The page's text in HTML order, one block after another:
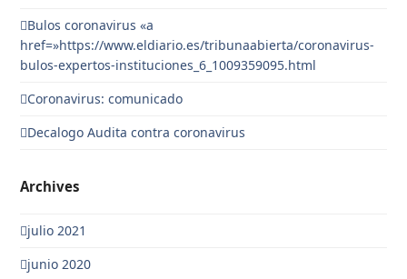
Bulos coronavirus «a
href=»https://www.eldiario.es/tribunaabierta/coronavirus-
bulos-expertos-instituciones_6_1009359095.html
Coronavirus: comunicado
Decalogo Audita contra coronavirus
Archives
julio 2021
junio 2020